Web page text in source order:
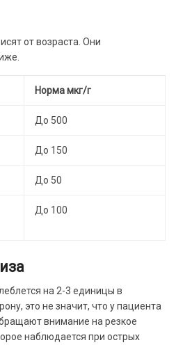
от возраста. Они
Норма мкг/г
До 500
До 150
До 50
До 100
на 2-3 единицы в
это не значит, что у пациента
внимание на резкое
наблюдается при острых